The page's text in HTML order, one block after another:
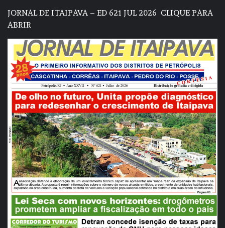
JORNAL DE ITAIPAVA – ED 621 JUL 2026 CLIQUE PARA
ABRIR